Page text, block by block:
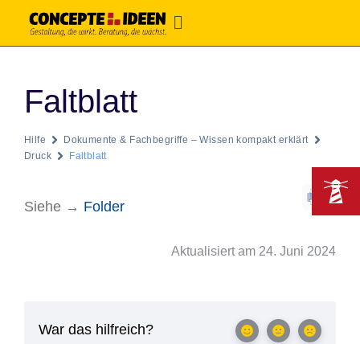
Faltblatt
Hilfe
Dokumente & Fachbegriffe – Wissen kompakt erklärt
Druck
Faltblatt
Siehe → Folder
Aktualisiert am 24. Juni 2024
War das hilfreich?